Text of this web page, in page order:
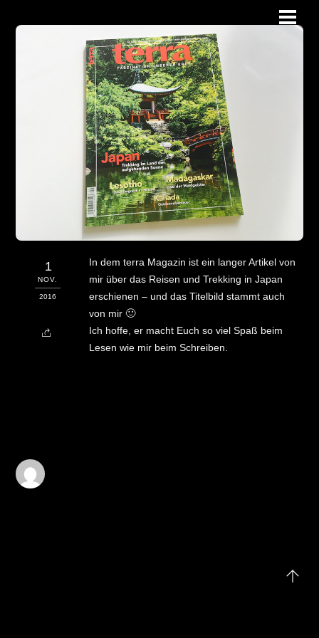
1
NOV.
2016
In dem terra Magazin ist ein langer Artikel von
mir über das Reisen und Trekking in Japan
erschienen – und das Titelbild stammt auch
von mir 🙂
Ich hoffe, er macht Euch so viel Spaß beim
Lesen wie mir beim Schreiben.